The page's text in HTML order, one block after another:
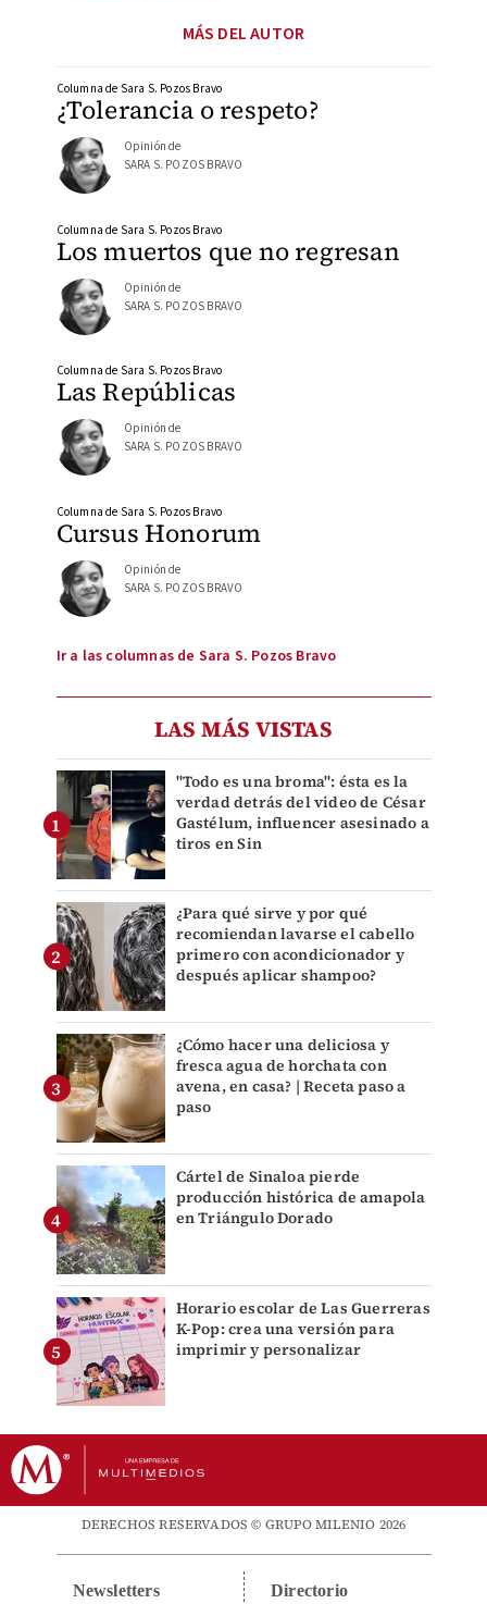
MÁS DEL AUTOR
¿Tolerancia o respeto?
Columna de Sara S. Pozos Bravo
Opinión de
SARA S. POZOS BRAVO
Los muertos que no regresan
Columna de Sara S. Pozos Bravo
Opinión de
SARA S. POZOS BRAVO
Las Repúblicas
Columna de Sara S. Pozos Bravo
Opinión de
SARA S. POZOS BRAVO
Cursus Honorum
Columna de Sara S. Pozos Bravo
Opinión de
SARA S. POZOS BRAVO
Ir a las columnas de Sara S. Pozos Bravo
LAS MÁS VISTAS
"Todo es una broma": ésta es la
verdad detrás del video de César
Gastélum, influencer asesinado a
tiros en Sin
¿Para qué sirve y por qué
recomiendan lavarse el cabello
primero con acondicionador y
después aplicar shampoo?
¿Cómo hacer una deliciosa y
fresca agua de horchata con
avena, en casa? | Receta paso a
paso
Cártel de Sinaloa pierde
producción histórica de amapola
en Triángulo Dorado
Horario escolar de Las Guerreras
K-Pop: crea una versión para
imprimir y personalizar
DERECHOS RESERVADOS © GRUPO MILENIO 2026
Newsletters Directorio